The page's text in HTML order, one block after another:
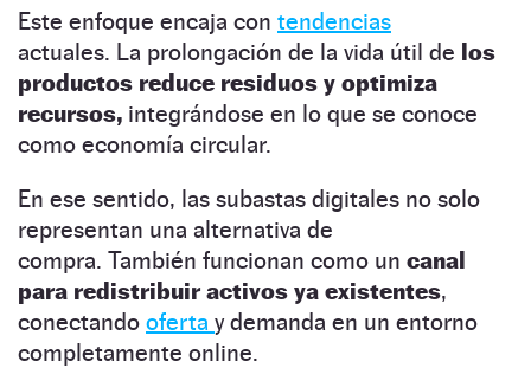
Este enfoque encaja con tendencias
actuales. La prolongación de la vida útil de los
productos reduce residuos y optimiza
recursos, integrándose en lo que se conoce
como economía circular.
En ese sentido, las subastas digitales no solo
representan una alternativa de
compra. También funcionan como un canal
para redistribuir activos ya existentes,
conectando oferta y demanda en un entorno
completamente online.